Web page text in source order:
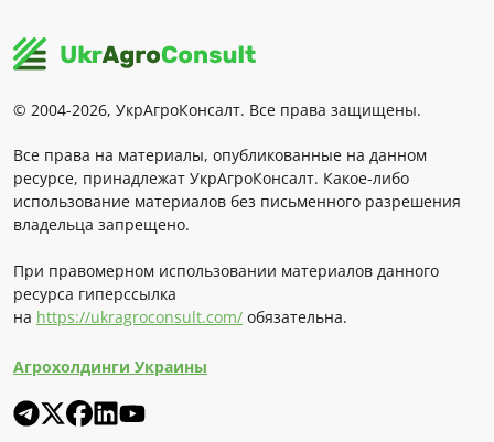
© 2004-2026, УкрАгроКонсалт. Все права защищены.
Все права на материалы, опубликованные на данном
ресурсе, принадлежат УкрАгроКонсалт. Какое-либо
использование материалов без письменного разрешения
владельца запрещено.
При правомерном использовании материалов данного
ресурса гиперссылка
на https://ukragroconsult.com/ обязательна.
Агрохолдинги Украины